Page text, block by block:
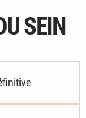
SEIN